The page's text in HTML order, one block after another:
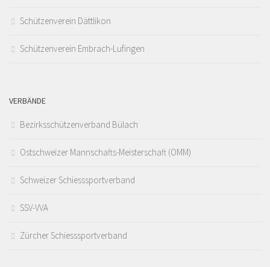
Schützenverein Dättlikon
Schützenverein Embrach-Lufingen
VERBÄNDE
Bezirksschützenverband Bülach
Ostschweizer Mannschafts-Meisterschaft (OMM)
Schweizer Schiesssportverband
SSV-VVA
Zürcher Schiesssportverband